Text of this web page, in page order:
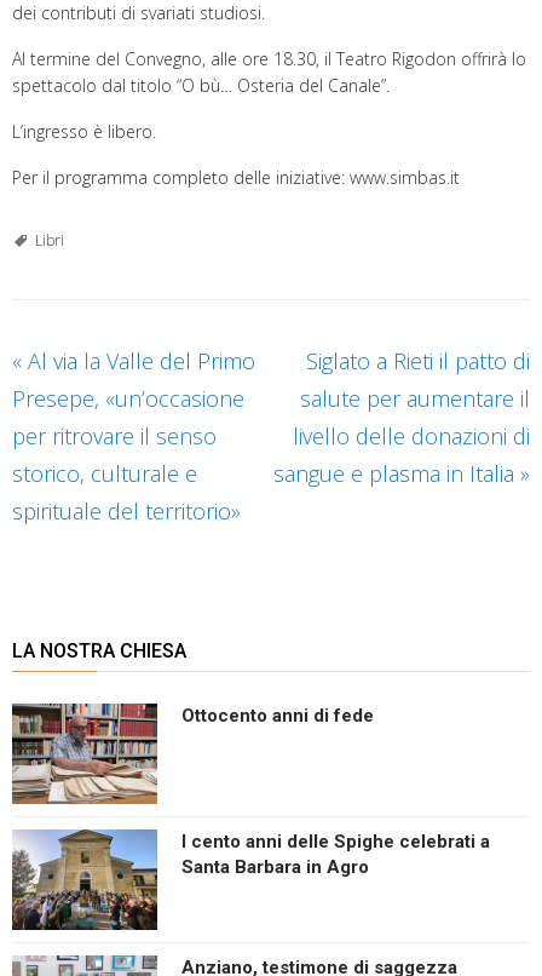
dei contributi di svariati studiosi.
Al termine del Convegno, alle ore 18.30, il Teatro Rigodon offrirà lo
spettacolo dal titolo “O bù… Osteria del Canale”.
L’ingresso è libero.
Per il programma completo delle iniziative: www.simbas.it
Libri
« Al via la Valle del Primo
Presepe, «un’occasione
per ritrovare il senso
storico, culturale e
spirituale del territorio»
Siglato a Rieti il patto di
salute per aumentare il
livello delle donazioni di
sangue e plasma in Italia »
LA NOSTRA CHIESA
Ottocento anni di fede
I cento anni delle Spighe celebrati a
Santa Barbara in Agro
Anziano, testimone di saggezza